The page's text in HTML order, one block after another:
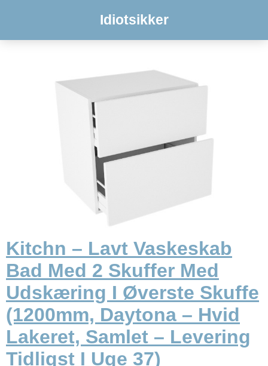
Idiotsikker
Kitchn – Lavt Vaskeskab
Bad Med 2 Skuffer Med
Udskæring I Øverste Skuffe
(1200mm, Daytona – Hvid
Lakeret, Samlet – Levering
Tidligst I Uge 37)